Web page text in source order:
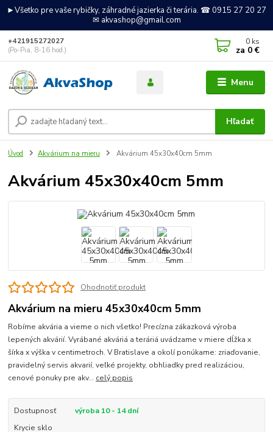
►Všetko pre vaše rybičky, záhradné jazierka či terária. ☎ 0915 27 20 27
✉ akvashop@gmail.com
Menu
Hľadať
+421915272027
(Po-Pia, 8-16 hod.)
0 ks
za 0 €
Úvod Akvárium na mieru Akvárium 45x30x40cm 5mm
Akvárium 45x30x40cm 5mm
Ohodnotiť produkt
Akvárium na mieru 45x30x40cm 5mm
Robíme akvária a vieme o nich všetko! Precízna zákazková výroba
lepených akvárií. Vyrábané akváriá a teráriá uvádzame v miere dĺžka x
šírka x výška v centimetroch. V Bratislave a okolí ponúkame: zriaďovanie,
pravidelný servis akvarií, veľké projekty, obhliadky pred realizáciou,
cenové ponuky pre akv... celý popis
Dostupnosť
výroba 10 - 14 dní
Krycie sklo